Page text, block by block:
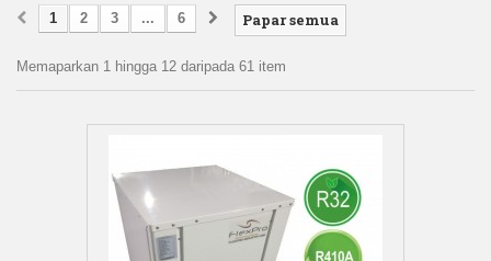
Papar semua
1 2 3 ... 6
Memaparkan 1 hingga 12 daripada 61 item